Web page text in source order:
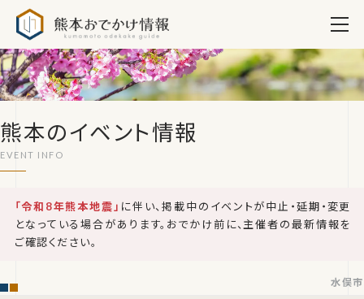
熊本のイベント情報
「令和8年熊本地震」 に伴い、掲載中のイベントが中止・延期・変更
となっている場合があります。おでかけ前に、主催者の最新情報を
ご確認ください。
水俣市